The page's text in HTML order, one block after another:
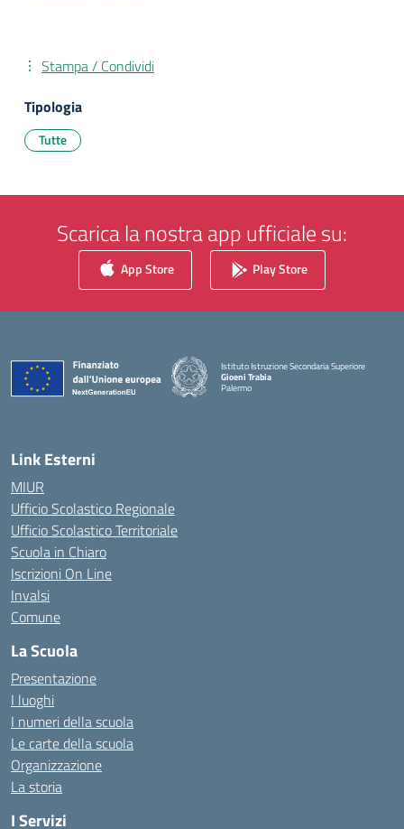
Stampa / Condividi
Tipologia
Tutte
Scarica la nostra app ufficiale su:
App Store Play Store
Istituto Istruzione Secondaria Superiore
Gioeni Trabia
Palermo
Link Esterni
MIUR
Ufficio Scolastico Regionale
Ufficio Scolastico Territoriale
Scuola in Chiaro
Iscrizioni On Line
Invalsi
Comune
La Scuola
Presentazione
I luoghi
I numeri della scuola
Le carte della scuola
Organizzazione
La storia
I Servizi